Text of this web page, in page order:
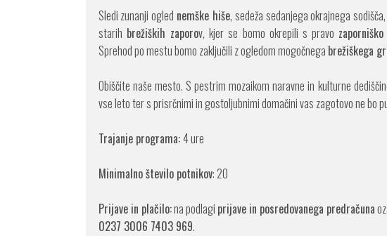
Sledi zunanji ogled nemške hiše, sedeža sedanjega okrajnega
starih brežiških zaporov, kjer se bomo okrepili s pravo
Sprehod po mestu bomo zaključili z ogledom mogočnega brežiškega
Obiščite naše mesto. S pestrim mozaikom naravne in kulturne
vse leto ter s prisrčnimi in gostoljubnimi domačini vas zagotovo ne bo
Trajanje programa:4 ure
Minimalno število potnikov: 20
Prijave in plačilo:na podlagi prijave in posredovanega predračuna
0237 3006 7403 969.